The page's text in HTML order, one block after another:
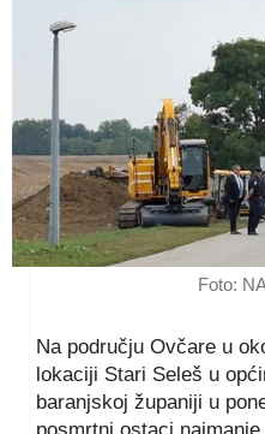
Foto:
Na području Ovčare u
lokaciji Stari Seleš u
baranjskoj županiji u